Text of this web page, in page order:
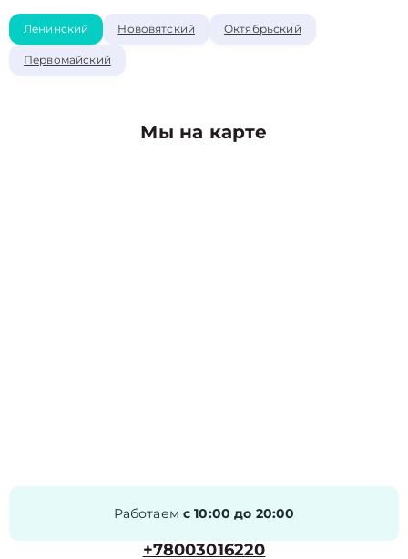
Ленинский Нововятский Октябрьский
Первомайский
Мы на карте
Работаем с 10:00 до 20:00
+78003016220